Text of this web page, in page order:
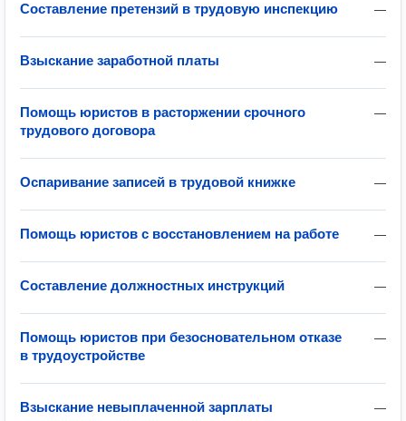
—
Составление претензий в трудовую инспекцию
—
Взыскание заработной платы
—
Помощь юристов в расторжении срочного
трудового договора
—
Оспаривание записей в трудовой книжке
—
Помощь юристов с восстановлением на работе
—
Составление должностных инструкций
—
Помощь юристов при безосновательном отказе
в трудоустройстве
—
Взыскание невыплаченной зарплаты